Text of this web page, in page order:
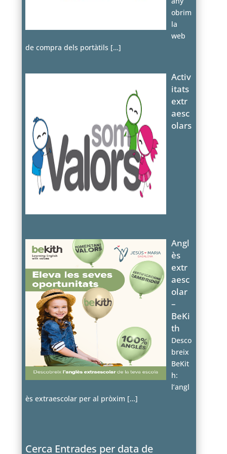
obrim
la
web
de compra dels portàtils […]
Activ
itats
extr
aesc
olars
Angl
ès
extr
aesc
olar
–
BeKi
th
Desco
breix
BeKit
h:
l’angl
ès extraescolar per al pròxim […]
Cerca Entrades per data de